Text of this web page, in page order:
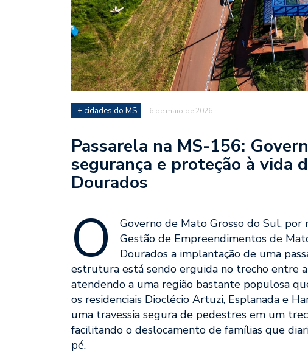
+ cidades do MS 6 de maio de 2026
Passarela na MS-156:
segurança e proteção à vida
Dourados
O
Governo de Mato Grosso do Sul,
Gestão de Empreendimentos de
Dourados a implantação de uma
estrutura está sendo erguida no trecho entre
atendendo a uma região bastante populosa
os residenciais Dioclécio Artuzi, Esplanada e
uma travessia segura de pedestres em um
facilitando o deslocamento de famílias que
pé.